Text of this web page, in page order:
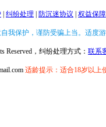
纠纷处理 防沉迷协议 权益保障
我保护，谨防受骗上当。适度
Reserved，纠纷处理方式： 联系
适龄提示：适合18岁以上